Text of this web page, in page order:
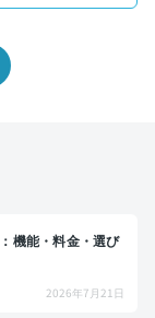
機能・料金・選び
2026年7月21日